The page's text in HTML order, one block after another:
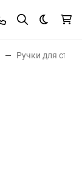
Темная
Ручки для